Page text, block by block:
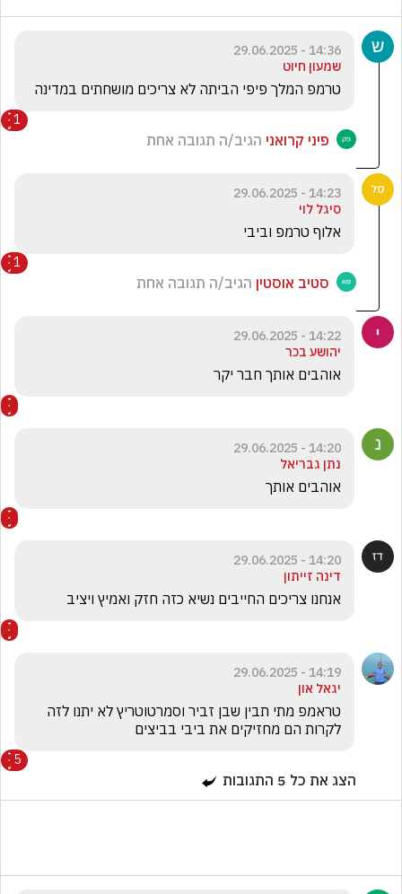
14:36 - 29.06.2025
שמעון חיוט
טרמפ המלך פיפי הביתה לא צריכים מושחתים במדינה
1
פיני קרואני הגיב/ה תגובה אחת
14:23 - 29.06.2025
סיגל לוי
אלוף טרמפ וביבי
1
סטיב אוסטין הגיב/ה תגובה אחת
14:22 - 29.06.2025
יהושע בכר
אוהבים אותך חבר יקר
14:20 - 29.06.2025
נתן גבריאל
אוהבים אותך
14:20 - 29.06.2025
דינה זייתון
אנחנו צריכים החייבים נשיא כזה חזק ואמיץ ויציב
14:19 - 29.06.2025
יגאל און
לקרות הם מחזיקים את ביבי בביצים
5
הצג את כל 5 התגובות